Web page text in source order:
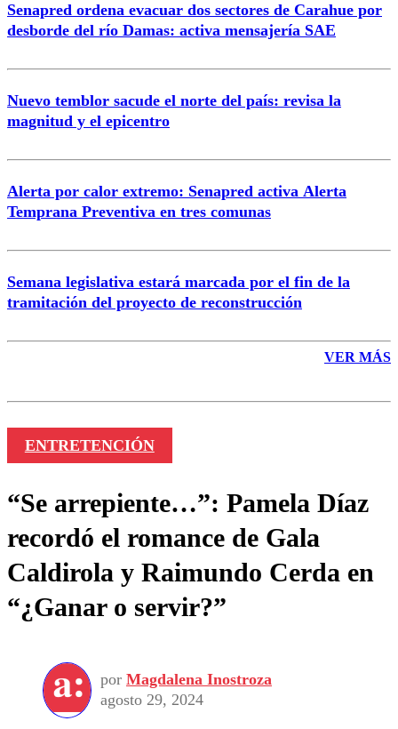
Correo
Senapred ordena evacuar dos sectores de Carahue por
desborde del río Damas: activa mensajería SAE
Nuevo temblor sacude el norte del país: revisa la
magnitud y el epicentro
Alerta por calor extremo: Senapred activa Alerta
Temprana Preventiva en tres comunas
Semana legislativa estará marcada por el fin de la
tramitación del proyecto de reconstrucción
VER MÁS
ENTRETENCIÓN
“Se arrepiente…”: Pamela Díaz
recordó el romance de Gala
Caldirola y Raimundo Cerda en
“¿Ganar o servir?”
por Magdalena Inostroza
agosto 29, 2024